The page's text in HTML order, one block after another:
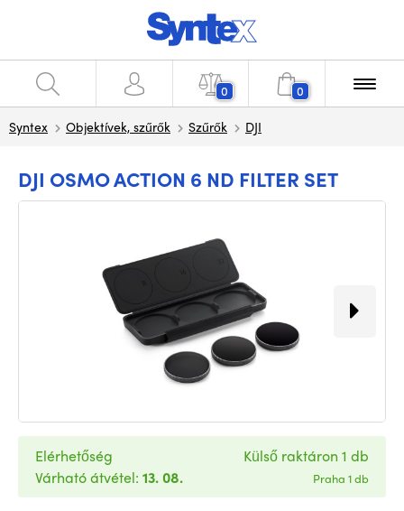
0 0
Syntex Objektívek, szűrők Szűrők DJI
DJI OSMO ACTION 6 ND FILTER SET
Elérhetőség
Várható átvétel: 13. 08.
Külső raktáron 1 db
Praha 1 db